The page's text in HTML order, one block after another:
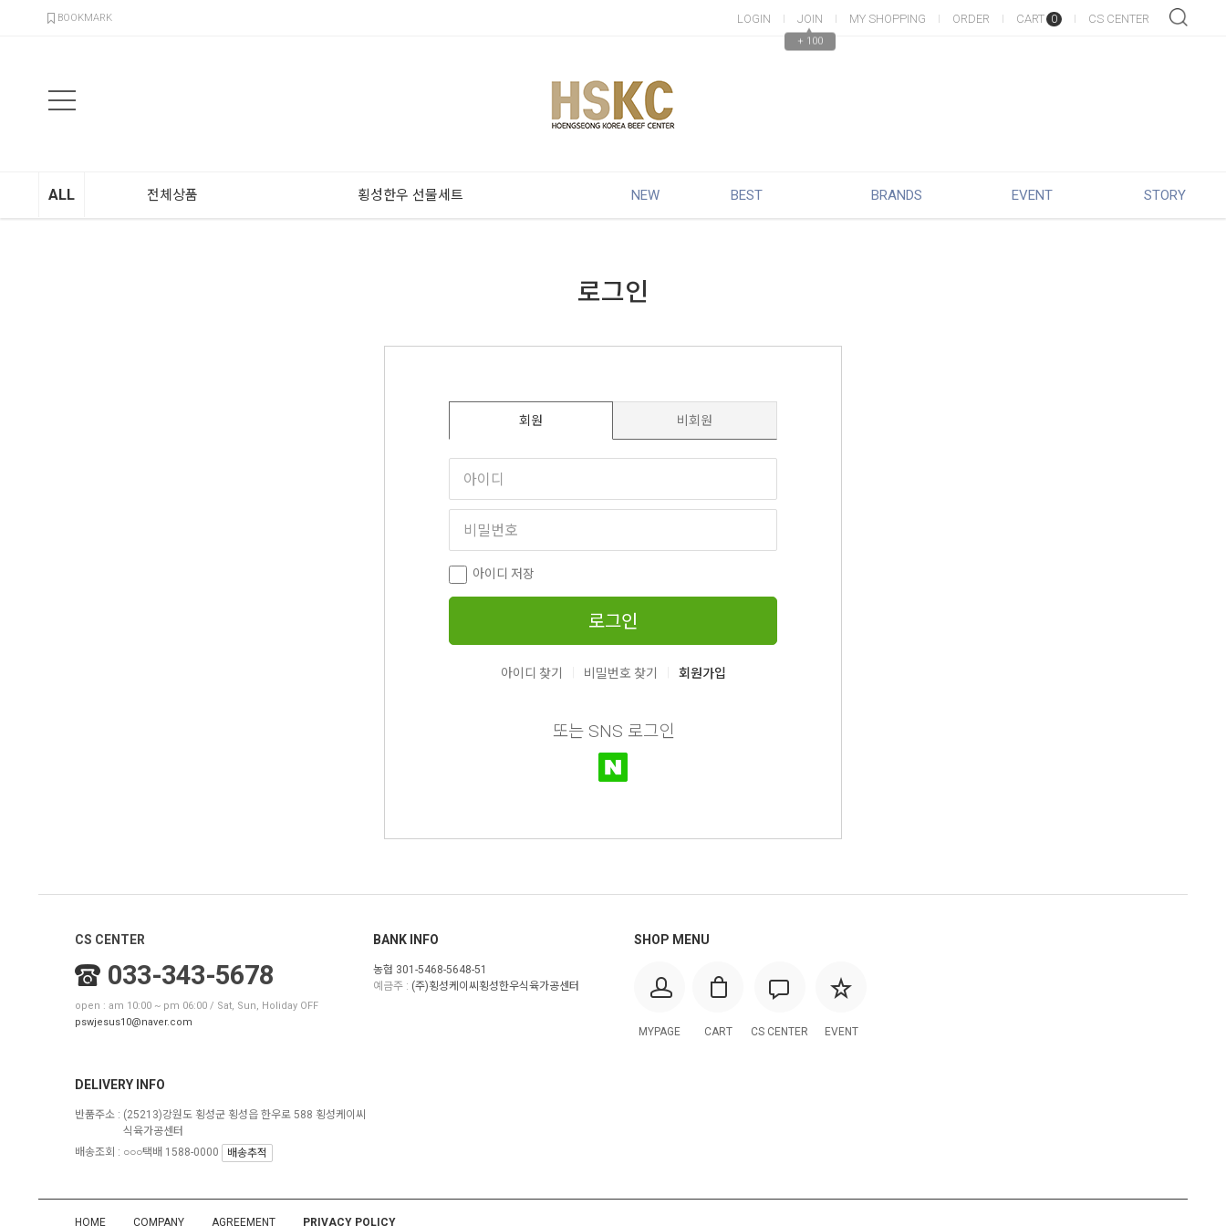
BOOKMARK LOGIN JOIN
▲
+ 100
MY SHOPPING ORDER CART 0 CS CENTER
ALL 전체상품 횡성한우 선물세트 NEW BEST BRANDS EVENT STORY
로그인
회원 비회원
아이디 저장
로그인
아이디 찾기 비밀번호 찾기 회원가입
또는 SNS 로그인
CS CENTER
033-343-5678
open : am 10:00 ~ pm 06:00 / Sat, Sun, Holiday OFF
pswjesus10@naver.com
BANK INFO
농협 301-5468-5648-51
예금주 : (주)횡성케이씨횡성한우식육가공센터
SHOP MENU
MYPAGE CART CS CENTER EVENT
DELIVERY INFO
반품주소 : (25213)강원도 횡성군 횡성읍 한우로 588 횡성케이씨
식육가공센터
배송조회 : ○○○택배 1588-0000
배송추적
HOME COMPANY AGREEMENT PRIVACY POLICY